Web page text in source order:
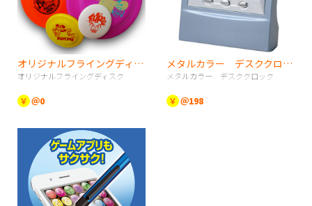
オリジナルフライングディスク
オリジナルフライングディスク
￥ ＠0
メタルカラー デスククロック
メタルカラー デスククロック
￥ ＠198